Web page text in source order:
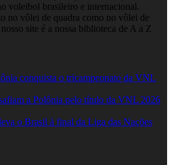
voleibol brasileiro e internacional.
no vôlei de quadra como no vôlei de
site é a nossa biblioteca de A a Z
conquista o tricampeonato da VNL
a Polônia pelo título da VNL 2026
o Brasil à final da Liga das Nações